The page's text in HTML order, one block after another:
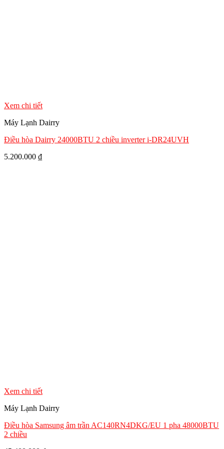
Xem chi tiết
Máy Lạnh Dairry
Điều hòa Dairry 24000BTU 2 chiều inverter i-DR24UVH
5.200.000 ₫
Xem chi tiết
Máy Lạnh Dairry
Điều hòa Samsung âm trần AC140RN4DKG/EU 1 pha 48000BTU
2 chiều